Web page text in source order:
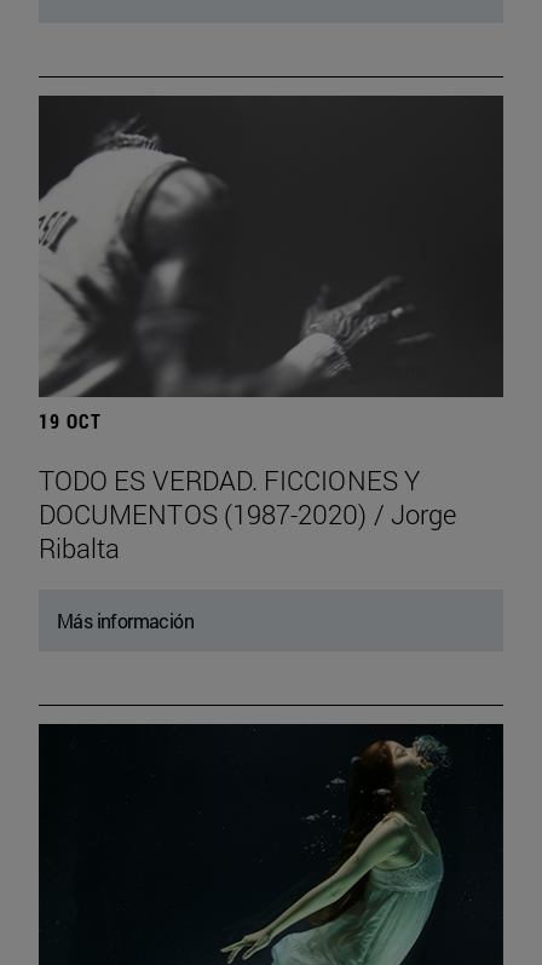
19 OCT
TODO ES VERDAD. FICCIONES Y
DOCUMENTOS (1987-2020) / Jorge
Ribalta
Más información